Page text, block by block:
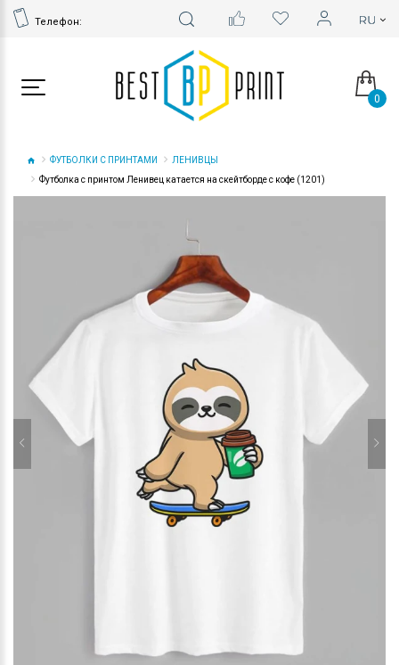
Телефон:
0
ФУТБОЛКИ С ПРИНТАМИ
ЛЕНИВЦЫ
Футболка с принтом Ленивец катается на скейтборде с кофе (1201)